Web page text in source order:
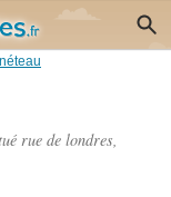
rue de londres,